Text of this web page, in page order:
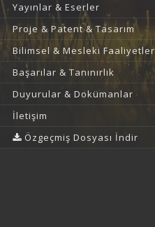
Yayınlar & Eserler
Proje & Patent & Tasarım
Bilimsel & Mesleki Faaliyetler
Başarılar & Tanınırlık
Duyurular & Dokümanlar
İletişim
Özgeçmiş Dosyası İndir